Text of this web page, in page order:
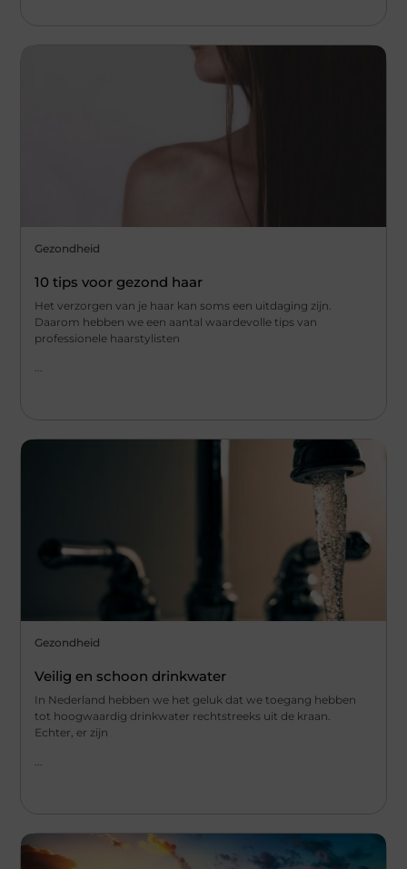
Gezondheid
10 tips voor gezond haar
Het verzorgen van je haar kan soms een uitdaging zijn.
Daarom hebben we een aantal waardevolle tips van
professionele haarstylisten
Gezondheid
Veilig en schoon drinkwater
In Nederland hebben we het geluk dat we toegang hebben
tot hoogwaardig drinkwater rechtstreeks uit de kraan.
Echter, er zijn
...